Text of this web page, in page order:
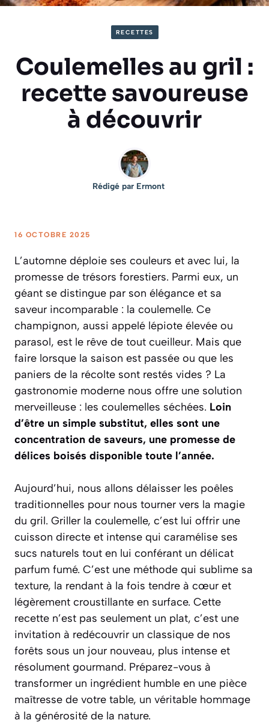
RECETTES
Coulemelles au gril :
recette savoureuse
à découvrir
Rédigé par Ermont
16 OCTOBRE 2025
L’automne déploie ses couleurs et avec lui, la
promesse de trésors forestiers. Parmi eux, un
géant se distingue par son élégance et sa
saveur incomparable : la coulemelle. Ce
champignon, aussi appelé lépiote élevée ou
parasol, est le rêve de tout cueilleur. Mais que
faire lorsque la saison est passée ou que les
paniers de la récolte sont restés vides ? La
gastronomie moderne nous offre une solution
merveilleuse : les coulemelles séchées. Loin
d’être un simple substitut, elles sont une
concentration de saveurs, une promesse de
délices boisés disponible toute l’année.
Aujourd’hui, nous allons délaisser les poêles
traditionnelles pour nous tourner vers la magie
du gril. Griller la coulemelle, c’est lui offrir une
cuisson directe et intense qui caramélise ses
sucs naturels tout en lui conférant un délicat
parfum fumé. C’est une méthode qui sublime sa
texture, la rendant à la fois tendre à cœur et
légèrement croustillante en surface. Cette
recette n’est pas seulement un plat, c’est une
invitation à redécouvrir un classique de nos
forêts sous un jour nouveau, plus intense et
résolument gourmand. Préparez-vous à
transformer un ingrédient humble en une pièce
maîtresse de votre table, un véritable hommage
à la générosité de la nature.